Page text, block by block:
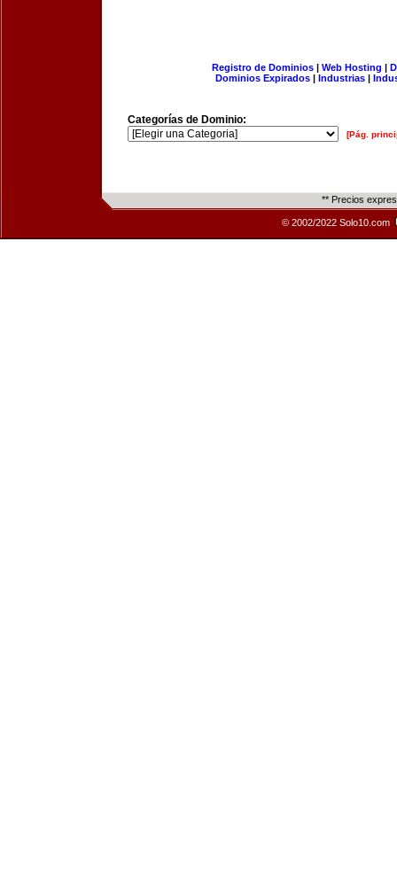
Registro de Dominios| Web Hosting |
Dominios Expirados | Industrias |
Categorías de Dominio:
[Pág.
** Precios
© 2002/2022 Solo10.com